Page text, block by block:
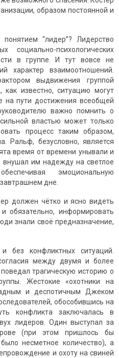
образом постоянной и
“лидер”? Лидерство
психологических
в группе. И тут вовсе не
характер взаимоотношений.
выдвижения группой
как известно, ситуацию могут
на пути достижения всеобщей
важно помнить о
властью может только
процесс таким образом,
Ральф, безусловно, является
время от времени унывали и
им надежду на светлое
эмоциональную
дне.
должен чётко и ясно видеть
обязательно, информировать
знали своё предназначение,
без конфликтных ситуаций.
между двумя и более
трагическую историю о
Жестокие «охотники на
и деспотичным Джеком
обособившись на
конфликта заключалась в
лидеров. Один выступал за
(при этом пришлось бы
несметное количество), а
и охоту на свиней